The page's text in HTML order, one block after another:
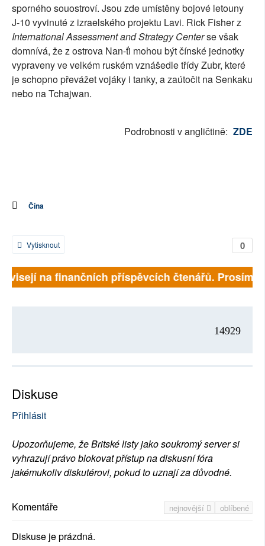
sporného souostroví. Jsou zde umístěny bojové letouny
J-10 vyvinuté z izraelského projektu Lavi. Rick Fisher z
International Assessment and Strategy Centerse však
domnívá, že z ostrova Nan-ťi mohou být čínské jednotky
vypraveny ve velkém ruském vznášedle třídy Zubr, které
je schopno převážet vojáky i tanky, a zaútočit na Senkaku
nebo na Tchajwan.
Podrobnosti v angličtině: ZDE
Čína
0
Vytisknout
na finančních příspěvcích čtenářů. Prosíme,
14929
Diskuse
Přihlásit
Upozorňujeme, že Britské listy jako soukromý server si
vyhrazují právo blokovat přístup na diskusní fóra
jakémukoliv diskutérovi, pokud to uznají za důvodné.
nejnovější oblíbené
Komentáře
Diskuse je prázdná.